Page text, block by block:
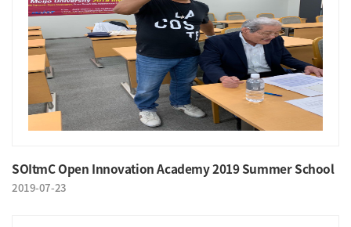
SOItmC Open Innovation Academy 2019 Summer School
2019-07-23